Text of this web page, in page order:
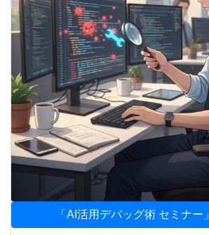
「AI活用デバッグ術 セミナー